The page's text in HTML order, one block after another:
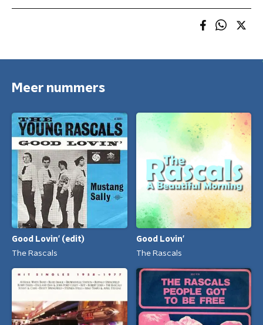
Meer nummers
Good Lovin' (edit)
The Rascals
Good Lovin'
The Rascals